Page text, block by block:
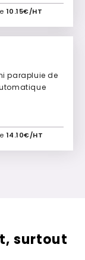
10.15€/HT
à mon devis
14.10€/HT
à mon devis
surtout